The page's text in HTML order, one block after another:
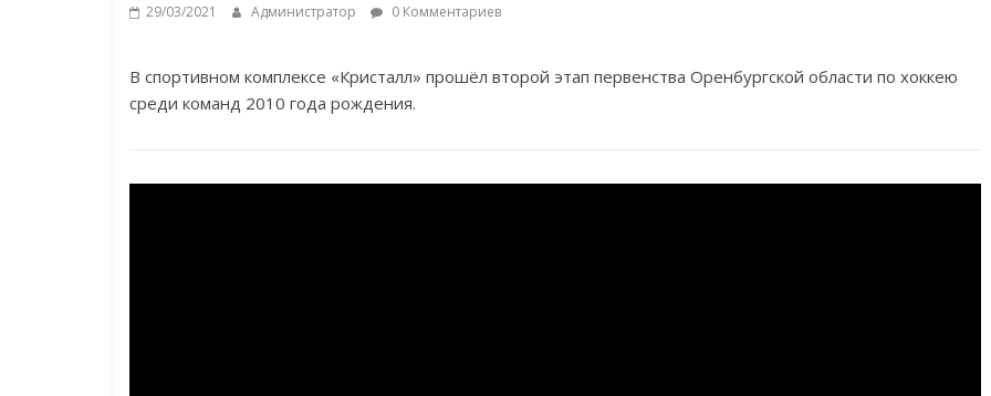
29/03/2021 Администратор 0 Комментариев
В спортивном комплексе «Кристалл» прошёл второй этап первенства Оренбургской области по хоккею
среди команд 2010 года рождения.